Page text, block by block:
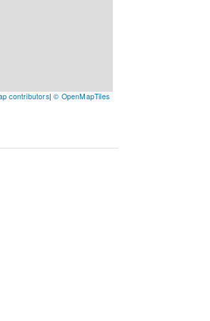
contributors|© OpenMapTiles